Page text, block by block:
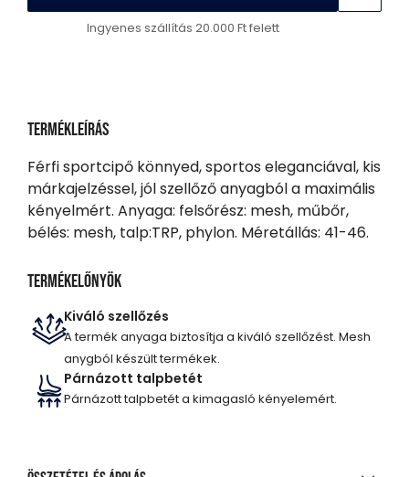
Ingyenes szállítás 20.000 Ft felett
Termékleírás
Férfi sportcipő könnyed, sportos eleganciával, kis
márkajelzéssel, jól szellőző anyagból a maximális
kényelmért. Anyaga: felsőrész: mesh, műbőr,
bélés: mesh, talp:TRP, phylon. Méretállás: 41-46.
Termékelőnyök
Kiváló szellőzés
A termék anyaga biztosítja a kiváló szellőzést. Mesh
anygból készült termékek.
Párnázott talpbetét
Párnázott talpbetét a kimagasló kényelemért.